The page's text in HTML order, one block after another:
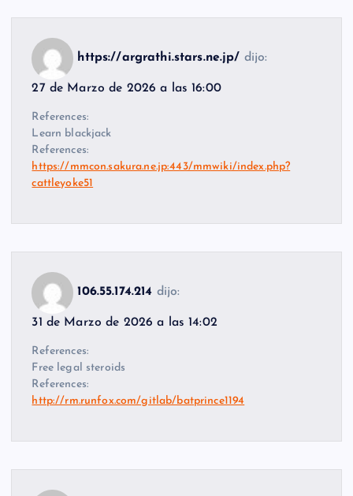
https://argrathi.stars.ne.jp/ dijo:
27 de Marzo de 2026 a las 16:00
References:
Learn blackjack
References:
https://mmcon.sakura.ne.jp:443/mmwiki/index.php?
cattleyoke51
106.55.174.214 dijo:
31 de Marzo de 2026 a las 14:02
References:
Free legal steroids
References:
http://rm.runfox.com/gitlab/batprince1194